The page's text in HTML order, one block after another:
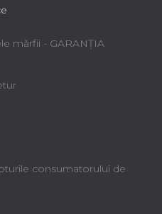
mărfii - GARANŢIA
consumatorului de